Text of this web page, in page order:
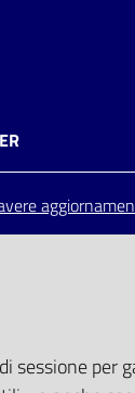
sessione